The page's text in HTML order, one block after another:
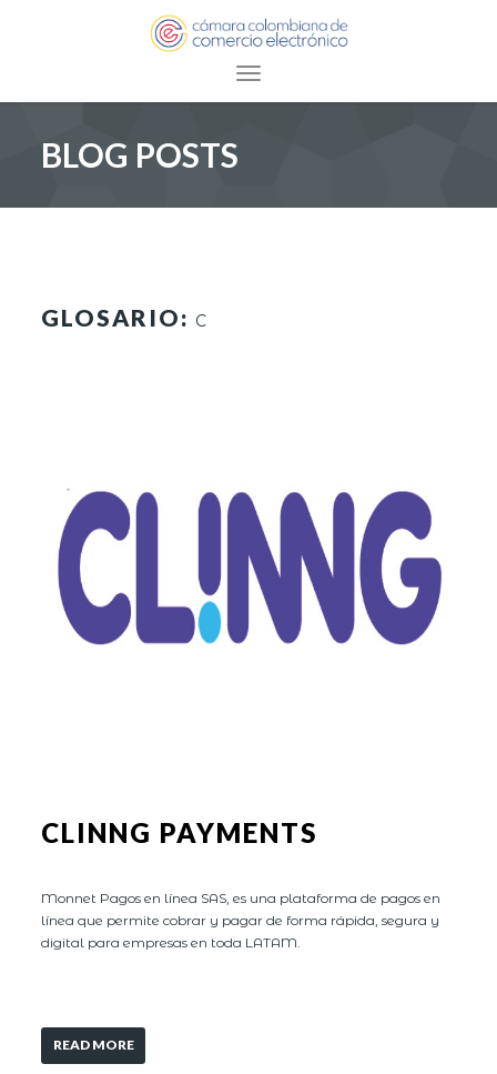
Toggle navigation
BLOG POSTS
GLOSARIO: C
CLINNG PAYMENTS
Monnet Pagos en línea SAS, es una plataforma de pagos en
línea que permite cobrar y pagar de forma rápida, segura y
digital para empresas en toda LATAM.
READ MORE